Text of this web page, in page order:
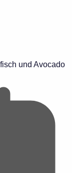
und Avocado